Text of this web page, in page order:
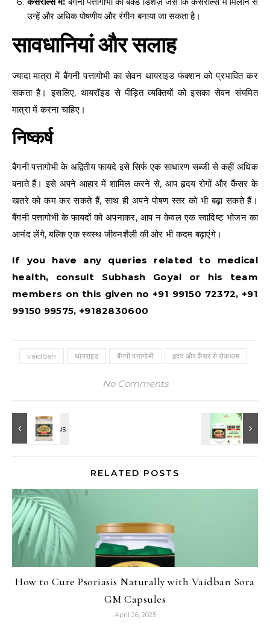
उन्हें और अधिक पोषणीय और रंगीन बनाया जा सकता है।
सावधानियां और सलाह
ज्यादा मात्रा में बैंगनी पत्तागोभी का सेवन थायराइड फंक्शन को प्रभावित कर
सकता है। इसलिए, थायरॉइड से पीड़ित व्यक्तियों को इसका सेवन संयमित
मात्रा में करना चाहिए।
निष्कर्ष
बैंगनी पत्तागोभी के अद्वितीय फायदे इसे सिर्फ एक साधारण सब्जी से कहीं अधिक
बनाते हैं। इसे अपने आहार में शामिल करने से, आप हृदय रोगों और कैंसर के
खतरे को कम कर सकते हैं, साथ ही अपने पोषण स्तर को भी बढ़ा सकते हैं।
बैंगनी पत्तागोभी के फायदों को अपनाकर, आप न केवल एक स्वादिष्ट भोजन का
आनंद लेंगे, बल्कि एक स्वस्थ जीवनशैली की ओर भी कदम बढ़ाएंगे।
If you have any queries related to medical
health, consult Subhash Goyal or his team
members on this given no +91 99150 72372, +91
99150 99575, +9182830600
vaidban थायराइड बैंगनी पत्तागोभी हृदय और कैंसर से रोकथाम
No Comments
RELATED POSTS
How to Cure Psoriasis Naturally with Vaidban Sora
GM Capsules
April 26, 2025